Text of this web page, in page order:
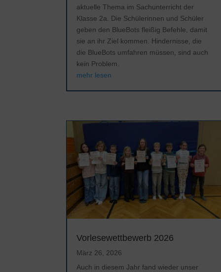
aktuelle Thema im Sachunterricht der
Klasse 2a. Die Schülerinnen und Schüler
geben den BlueBots fleißig Befehle, damit
sie an ihr Ziel kommen. Hindernisse, die
die BlueBots umfahren müssen, sind auch
kein Problem.
mehr lesen
Vorlesewettbewerb 2026
März 26, 2026
Auch in diesem Jahr fand wieder unser